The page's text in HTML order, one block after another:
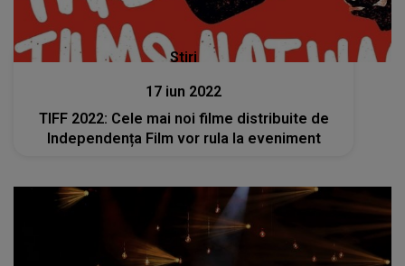
Stiri
17 iun 2022
TIFF 2022: Cele mai noi filme distribuite de
Independența Film vor rula la eveniment